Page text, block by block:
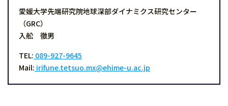
愛媛大学先端研究院地球深部ダイナミクス研究センター
（GRC）
入舩 徹男
TEL: 089-927-9645
Mail: irifune.tetsuo.mx@ehime-u.ac.jp